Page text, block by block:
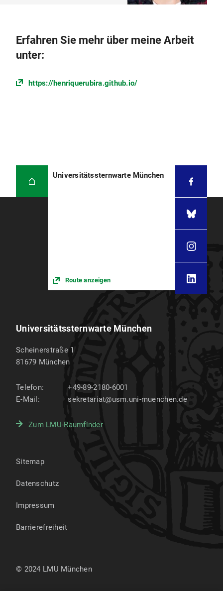
Erfahren Sie mehr über meine Arbeit
unter:
https://henriquerubira.github.io/
Universitätssternwarte München
Route anzeigen
Universitätssternwarte München
Scheinerstraße 1
81679 München
Telefon:
+49-89-2180-6001
E-Mail:
sekretariat@usm.uni-muenchen.de
Zum LMU-Raumfinder
Sitemap
Datenschutz
Impressum
Barrierefreiheit
© 2024 LMU München